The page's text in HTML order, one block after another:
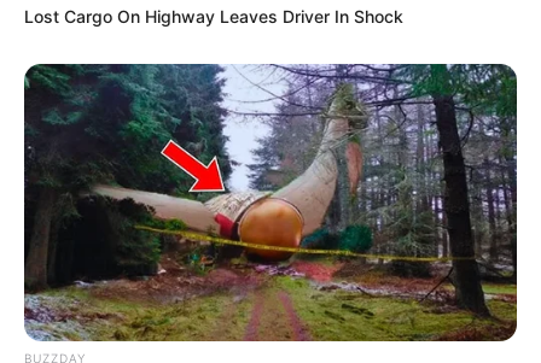
Lost Cargo On Highway Leaves Driver In Shock
BUZZDAY